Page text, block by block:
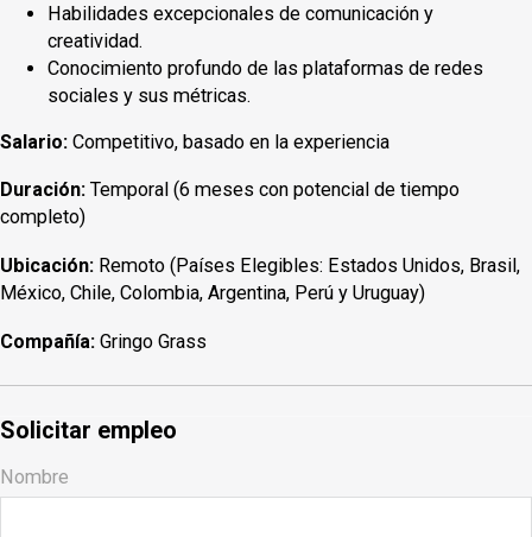
Habilidades excepcionales de comunicación y
creatividad.
Conocimiento profundo de las plataformas de redes
sociales y sus métricas.
Salario: Competitivo, basado en la experiencia
Duración: Temporal (6 meses con potencial de tiempo
completo)
Ubicación: Remoto (Países Elegibles: Estados Unidos, Brasil,
México, Chile, Colombia, Argentina, Perú y Uruguay)
Compañía: Gringo Grass
Solicitar empleo
Nombre